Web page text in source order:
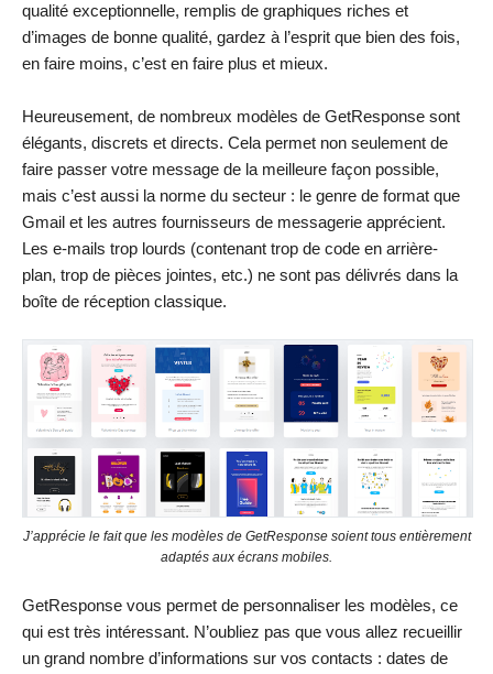
qualité exceptionnelle, remplis de graphiques riches et
d’images de bonne qualité, gardez à l’esprit que bien des fois,
en faire moins, c’est en faire plus et mieux.
Heureusement, de nombreux modèles de GetResponse sont
élégants, discrets et directs. Cela permet non seulement de
faire passer votre message de la meilleure façon possible,
mais c’est aussi la norme du secteur : le genre de format que
Gmail et les autres fournisseurs de messagerie apprécient.
Les e-mails trop lourds (contenant trop de code en arrière-
plan, trop de pièces jointes, etc.) ne sont pas délivrés dans la
boîte de réception classique.
J’apprécie le fait que les modèles de GetResponse soient tous entièrement
adaptés aux écrans mobiles.
GetResponse vous permet de personnaliser les modèles, ce
qui est très intéressant. N’oubliez pas que vous allez recueillir
un grand nombre d’informations sur vos contacts : dates de